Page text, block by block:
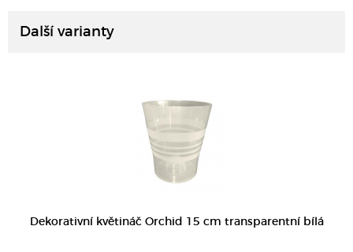
Další varianty
Dekorativní květináč Orchid 15 cm transparentní bílá